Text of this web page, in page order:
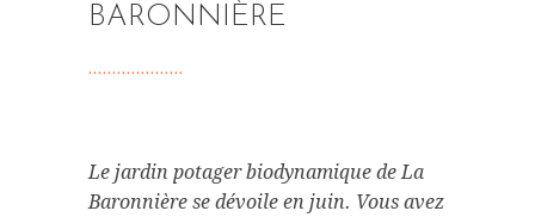
BARONNIÈRE
Le jardin potager biodynamique de La
Baronnière se dévoile en juin. Vous avez